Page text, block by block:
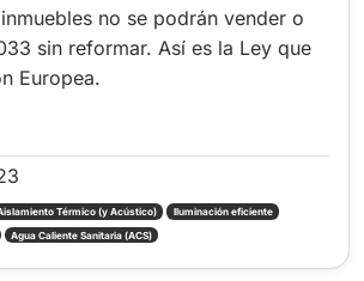
no se podrán vender o
sin reformar. Así es la Ley que
Europea.
Térmico (y Acústico)
Iluminación eficiente
Agua Caliente Sanitaria (ACS)